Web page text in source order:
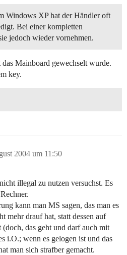
Windows XP hat der Händler oft
Bei einer kompletten
jedoch wieder vornehmen.
Mainboard gewechselt wurde.
key.
2004 um 11:50
illegal zu nutzen versuchst. Es
kann man MS sagen, das man es
mehr drauf hat, statt dessen auf
das geht und darf auch mit
i.O.; wenn es gelogen ist und das
man sich strafber gemacht.